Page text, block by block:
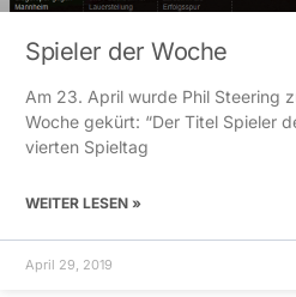
Spieler der Woche
Am 23. April wurde Phil Steering
Woche gekürt: “Der Titel Spieler
vierten Spieltag
WEITER LESEN »
April 29, 2019